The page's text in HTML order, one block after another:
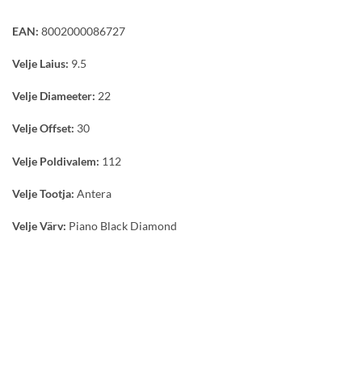
EAN: 8002000086727
Velje Laius: 9.5
Velje Diameeter: 22
Velje Offset: 30
Velje Poldivalem: 112
Velje Tootja: Antera
Velje Värv: Piano Black Diamond